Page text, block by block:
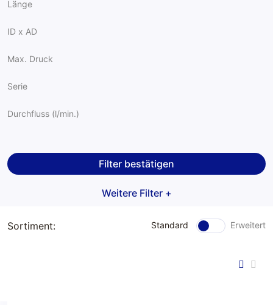
darf
Meclube
Kupplungen
Länge
ID x AD
Max. Druck
Serie
Durchfluss (l/min.)
Filter bestätigen
Weitere Filter +
Sortiment: Standard Erweitert